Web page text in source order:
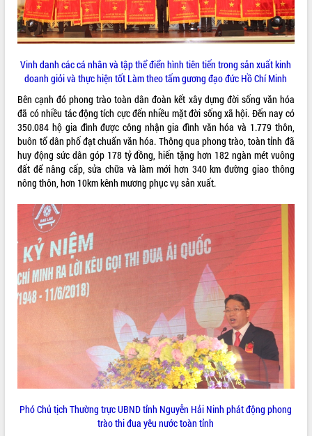
Vinh danh các cá nhân và tập thể điển hình tiên tiến trong sản xuất kinh
doanh giỏi và thực hiện tốt Làm theo tấm gương đạo đức Hồ Chí Minh
Bên cạnh đó phong trào toàn dân đoàn kết xây dựng đời sống văn hóa
đã có nhiều tác động tích cực đến nhiều mặt đời sống xã hội. Đến nay có
350.084 hộ gia đình được công nhận gia đình văn hóa và 1.779 thôn,
buôn tổ dân phố đạt chuẩn văn hóa. Thông qua phong trào, toàn tỉnh đã
huy động sức dân góp 178 tỷ đồng, hiến tặng hơn 182 ngàn mét vuông
đất để nâng cấp, sửa chữa và làm mới hơn 340 km đường giao thông
nông thôn, hơn 10km kênh mương phục vụ sản xuất.
Phó Chủ tịch Thường trực UBND tỉnh Nguyễn Hải Ninh phát động phong
trào thi đua yêu nước toàn tỉnh